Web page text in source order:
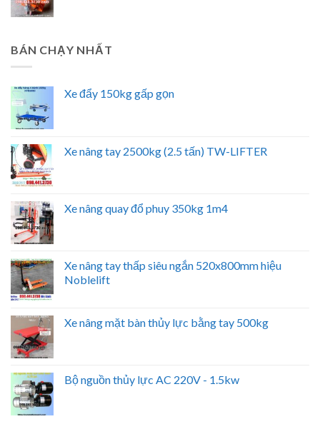
BÁN CHẠY NHẤT
Xe đẩy 150kg gấp gọn
Xe nâng tay 2500kg (2.5 tấn) TW-LIFTER
Xe nâng quay đổ phuy 350kg 1m4
Xe nâng tay thấp siêu ngắn 520x800mm hiệu
Noblelift
Xe nâng mặt bàn thủy lực bằng tay 500kg
Bộ nguồn thủy lực AC 220V - 1.5kw